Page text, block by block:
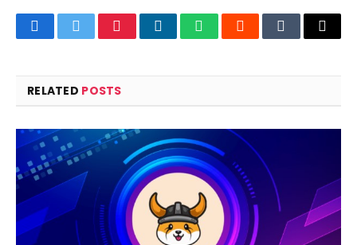
FacebookTwitterPinterestLinkedInWhatsAppRedditTumblrEmail
RELATED POSTS